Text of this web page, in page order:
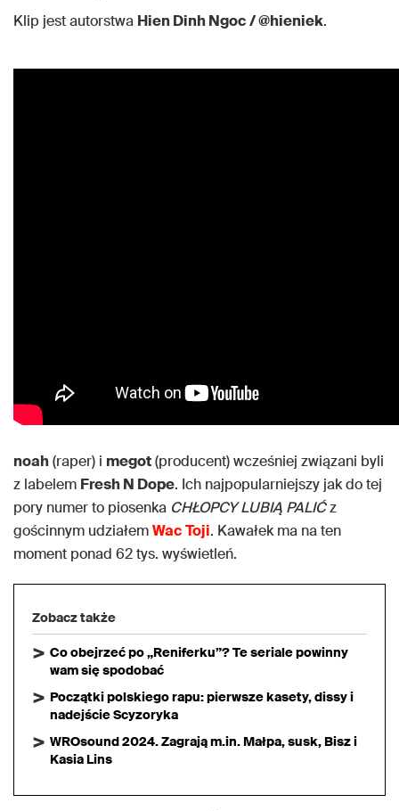
Klip jest autorstwa Hien Dinh Ngoc / @hieniek.
noah(raper) i megot(producent) wcześniej związani byli
z labelem Fresh N Dope. Ich najpopularniejszy jak do tej
pory numer to piosenka CHŁOPCY LUBIĄ PALIĆz
gościnnym udziałemWac Toji. Kawałek ma na ten
moment ponad 62 tys. wyświetleń.
Zobacz także
Co obejrzeć po „Reniferku”? Te seriale powinny
wam się spodobać
Początki polskiego rapu: pierwsze kasety, dissy i
nadejście Scyzoryka
WROsound 2024. Zagrają m.in. Małpa, susk, Bisz i
Kasia Lins